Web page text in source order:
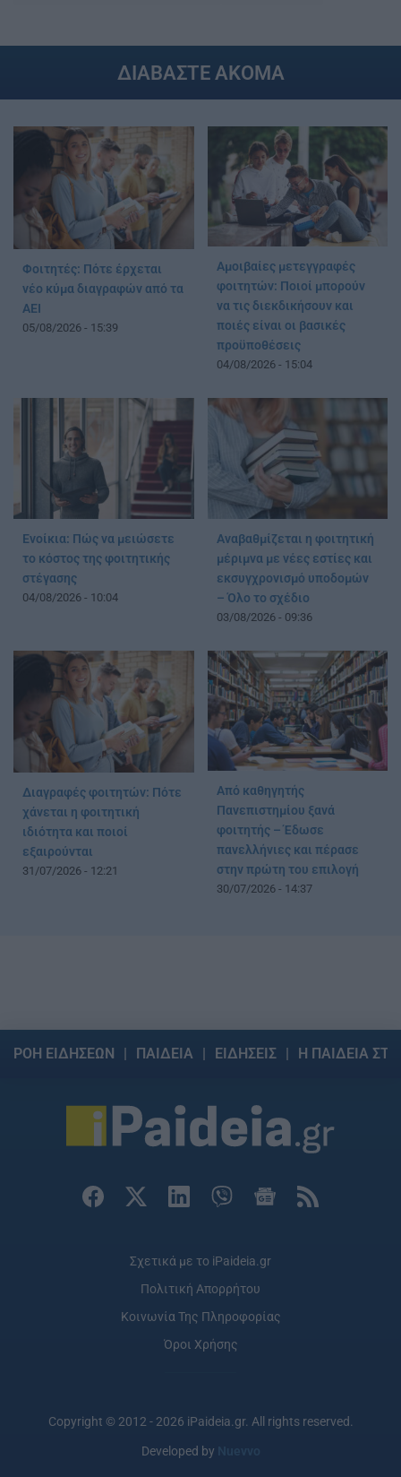
ΔΙΑΒΑΣΤΕ ΑΚΟΜΑ
Φοιτητές: Πότε έρχεται
νέο κύμα διαγραφών από τα
ΑΕΙ
05/08/2026 - 15:39
Αμοιβαίες μετεγγραφές
φοιτητών: Ποιοί μπορούν
να τις διεκδικήσουν και
ποιές είναι οι βασικές
προϋποθέσεις
04/08/2026 - 15:04
Ενοίκια: Πώς να μειώσετε
το κόστος της φοιτητικής
στέγασης
04/08/2026 - 10:04
Αναβαθμίζεται η φοιτητική
μέριμνα με νέες εστίες και
εκσυγχρονισμό υποδομών
– Όλο το σχέδιο
03/08/2026 - 09:36
Διαγραφές φοιτητών: Πότε
χάνεται η φοιτητική
ιδιότητα και ποιοί
εξαιρούνται
31/07/2026 - 12:21
Από καθηγητής
Πανεπιστημίου ξανά
φοιτητής – Έδωσε
πανελλήνιες και πέρασε
στην πρώτη του επιλογή
30/07/2026 - 14:37
ΡΟΗ ΕΙΔΗΣΕΩΝ ΠΑΙΔΕΙΑ ΕΙΔΗΣΕΙΣ Η ΠΑΙΔΕΙΑ
Σχετικά με το iPaideia.gr
Πολιτική Απορρήτου
Κοινωνία Της Πληροφορίας
Όροι Χρήσης
Copyright © 2012 - 2026 iPaideia.gr. All rights reserved.
Developed by